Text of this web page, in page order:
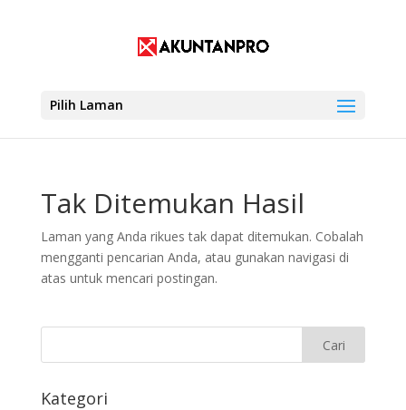
Pilih Laman
Tak Ditemukan Hasil
Laman yang Anda rikues tak dapat ditemukan. Cobalah
mengganti pencarian Anda, atau gunakan navigasi di
atas untuk mencari postingan.
Kategori